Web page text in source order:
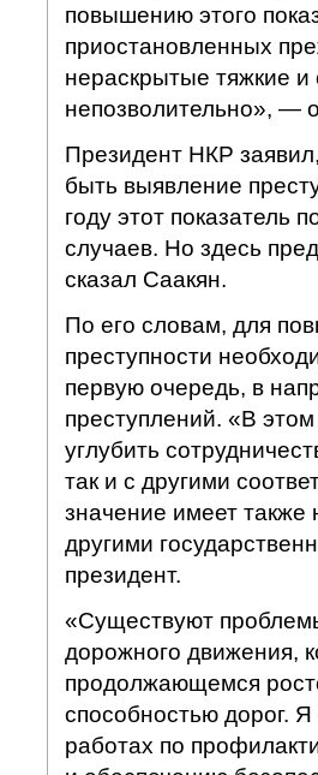
повышению этого
приостановленных
нераскрытые тяжкие и
непозволительно», —
Президент НКР
быть выявление
году этот показатель
случаев. Но здесь
сказал Саакян.
По его словам, для
преступности
первую очередь, в
преступлений. «В
углубить
так и с другими
значение имеет
другими
президент.
«Существуют
дорожного движения,
продолжающемся
способностью дорог.
работах по